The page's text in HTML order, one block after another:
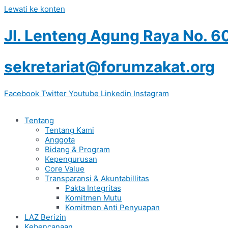
Lewati ke konten
Jl. Lenteng Agung Raya No.
sekretariat@forumzakat.org
Facebook Twitter Youtube Linkedin Instagram
Tentang
Tentang Kami
Anggota
Bidang & Program
Kepengurusan
Core Value
Transparansi & Akuntabillitas
Pakta Integritas
Komitmen Mutu
Komitmen Anti Penyuapan
LAZ Berizin